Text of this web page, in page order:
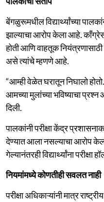
बेंगळुरूमधील विद्यार्थ्यांच्या
झाल्याचा आरोप केला आहे.
होती आणि वाहतूक
असे त्यांचे म्हणणे आहे.
“आम्ही वेळेत घरातून निघालो
आमच्या मुलांच्या भविष्याचा
दिली.
पालकांनी परीक्षा केंद्र
देण्यात आला नसल्याचा आरोप
गेल्यानंतरही विद्यार्थ्यांना परीक्षा
नियमांमध्ये कोणतीही सवलत नाही
परीक्षा अधिकाऱ्यांनी मात्र